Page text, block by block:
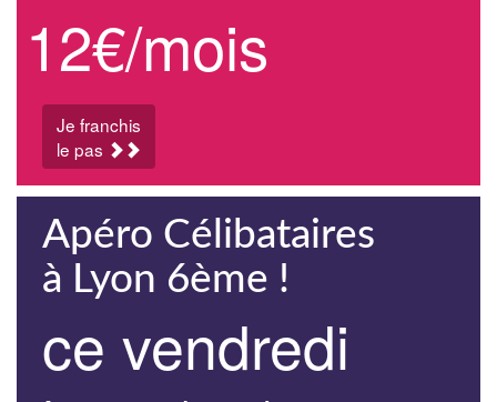
12€/mois
Je franchis
le pas
Apéro Célibataires
à Lyon 6ème !
ce vendredi